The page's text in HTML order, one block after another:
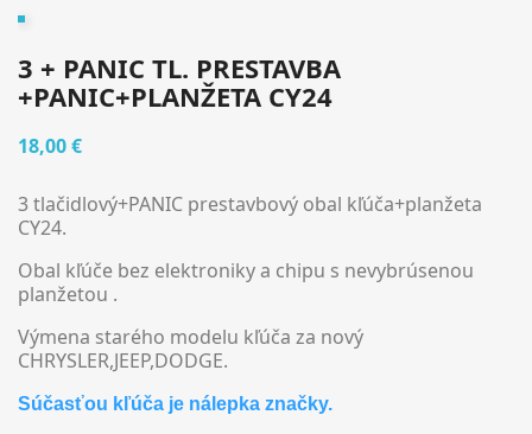
3 + PANIC TL. PRESTAVBA
+PANIC+PLANŽETA CY24
18,00 €
3 tlačidlový+PANIC prestavbový obal kľúča+planžeta
CY24.
Obal kľúče bez elektroniky a chipu s nevybrúsenou
planžetou .
Výmena starého modelu kľúča za nový
CHRYSLER,JEEP,DODGE.
Súčasťou kľúča je nálepka značky.